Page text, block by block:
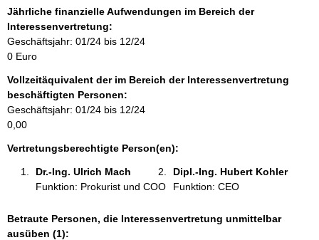
f
o
r
m
t
i
o
n
e
Jährliche finanzielle Aufwendungen im Bereich der
Interessenvertretung:
Geschäftsjahr: 01/24 bis 12/24
0 Euro
Vollzeitäquivalent der im Bereich der Interessenvertretung
beschäftigten Personen:
Geschäftsjahr: 01/24 bis 12/24
0,00
Vertretungsberechtigte Person(en):
Dr.-Ing. Ulrich Mach
Funktion: Prokurist und COO
Dipl.-Ing. Hubert Kohler
Funktion: CEO
Betraute Personen, die Interessenvertretung unmittelbar
ausüben (1):